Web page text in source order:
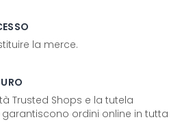
la merce.
Trusted Shops e la tutela
ordini online in tutta